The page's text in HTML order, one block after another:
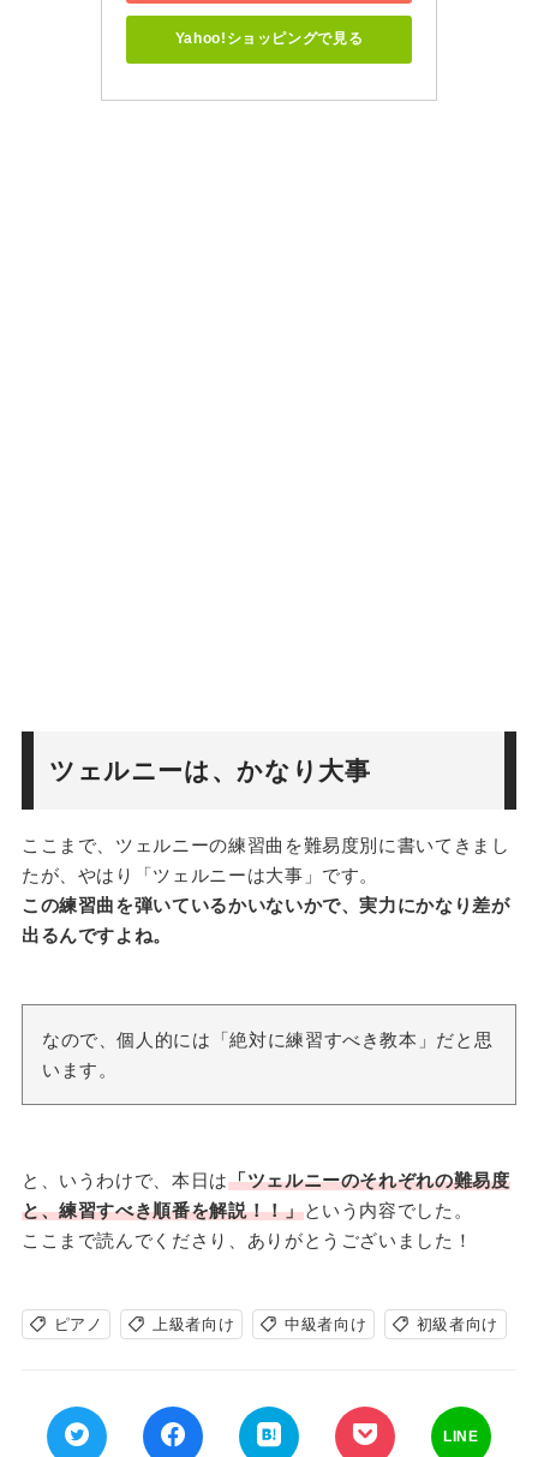
Yahoo!ショッピングで見る
ツェルニーは、かなり大事
ここまで、ツェルニーの練習曲を難易度別に書いてきまし
たが、やはり「ツェルニーは大事」です。
この練習曲を弾いているかいないかで、実力にかなり差が
出るんですよね。
なので、個人的には「絶対に練習すべき教本」だと思
います。
と、いうわけで、本日は「ツェルニーのそれぞれの難易度
と、練習すべき順番を解説！！」という内容でした。
ここまで読んでくださり、ありがとうございました！
ピアノ 上級者向け 中級者向け 初級者向け
LINE